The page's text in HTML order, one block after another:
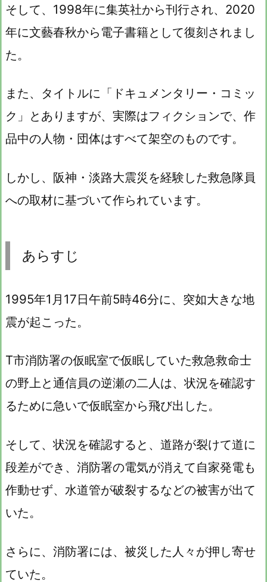
そして、1998年に集英社から刊行され、2020
年に文藝春秋から電子書籍として復刻されまし
た。
また、タイトルに「ドキュメンタリー・コミッ
ク」とありますが、実際はフィクションで、作
品中の人物・団体はすべて架空のものです。
しかし、阪神・淡路大震災を経験した救急隊員
への取材に基づいて作られています。
あらすじ
1995年1月17日午前5時46分に、突如大きな地
震が起こった。
T市消防署の仮眠室で仮眠していた救急救命士
の野上と通信員の逆瀬の二人は、状況を確認す
るために急いで仮眠室から飛び出した。
そして、状況を確認すると、道路が裂けて道に
段差ができ、消防署の電気が消えて自家発電も
作動せず、水道管が破裂するなどの被害が出て
いた。
さらに、消防署には、被災した人々が押し寄せ
ていた。